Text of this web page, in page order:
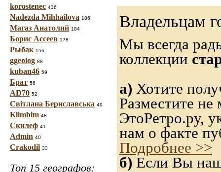
korostenec 436
Nadezda Mihhailova 186
Магаз Анатолий 184
Борис Ассеев 178
Рыбак 156
ggeolog 88
kuban46 59
Брат 56
AD70 52
Світлана Бериславська 49
Klimbim 48
Скилеф 41
Admin 40
Crakodil 33
Топ 15 географов:
Владельцам
Мы всегда
коллекции
а) Хотите
Разместите
ЭтоРетро.ру,
нам о факте
Подробнее >>
б) Если Вы